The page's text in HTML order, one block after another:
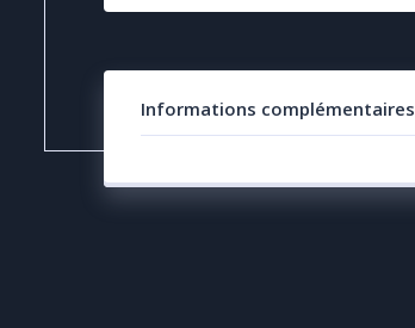
Informations complémentaires